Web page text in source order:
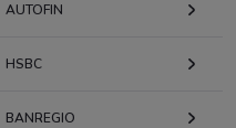
AUTOFIN
HSBC
BANREGIO